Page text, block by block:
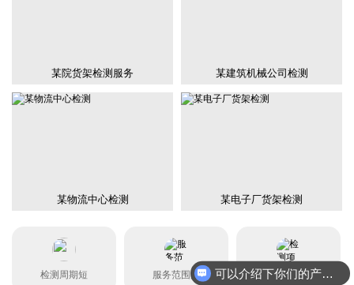
某院货架检测服务 某建筑机械公司检测
某物流中心检测 某电子厂货架检测
检测周期短 服务范围广 检测项目全 可以介绍下你们的产品么？